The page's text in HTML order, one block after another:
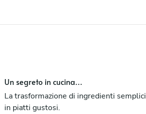
Un segreto in cucina...
La trasformazione di ingredienti semplici
in piatti gustosi.